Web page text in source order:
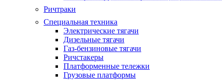
Ричтраки
Специальная техника
Электрические тягачи
Дизельные тягачи
Газ-бензиновые тягачи
Ричстакеры
Платформенные тележки
Грузовые платформы